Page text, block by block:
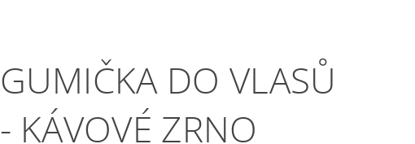
GUMIČKA DO VLASŮ
- KÁVOVÉ ZRNO